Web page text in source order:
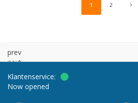
1 2
prev
next
Klantenservice:
Now opened